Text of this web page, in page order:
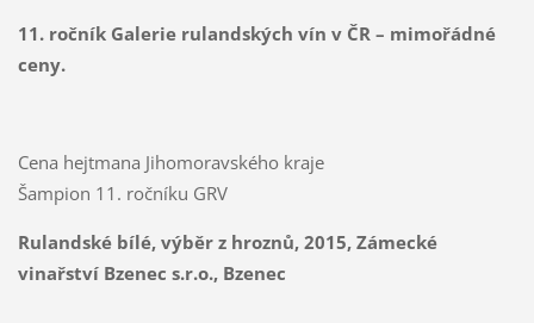
11. ročník Galerie rulandských vín v ČR – mimořádné
ceny.
Cena hejtmana Jihomoravského kraje
Šampion 11. ročníku GRV
Rulandské bílé, výběr z hroznů, 2015, Zámecké
vinařství Bzenec s.r.o., Bzenec